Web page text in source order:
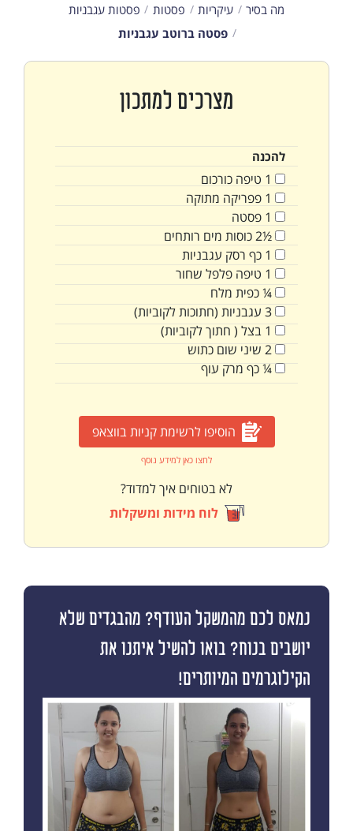
מה בסיר עיקריות פסטות
פסטות עגבניות
פסטה ברוטב עגבניות
מצרכים למתכון
להכנה
1 טיפה כורכום
1 פפריקה מתוקה
1 פסטה
½2 כוסות מים רותחים
1 כף רסק עגבניות
1 טיפה פלפל שחור
¼כפית מלח
3 עגבניות (חתוכות לקוביות)
1 בצל ( חתוך לקוביות)
2 שיני שום כתוש
¼כף מרק עוף
הוסיפו לרשימת קניות בווצאפ
לחצו כאן למידע נוסף
לא בטוחים איך למדוד?
לוח מידות ומשקלות
נמאס לכם מהמשקל העודף? מהבגדים שלא
יושבים בנוח? בואו להשיל איתנו את
הקילוגרמים המיותרים!